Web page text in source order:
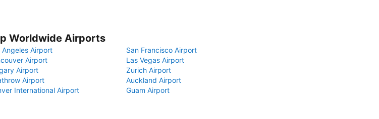
Worldwide Airports
Angeles Airport
San Francisco Airport
Airport
Las Vegas Airport
Airport
Zurich Airport
Airport
Auckland Airport
International Airport
Guam Airport